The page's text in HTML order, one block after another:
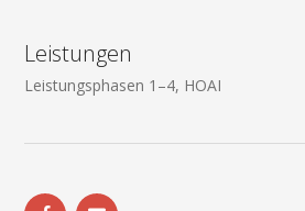
Leistungen
Leistungsphasen 1–4, HOAI